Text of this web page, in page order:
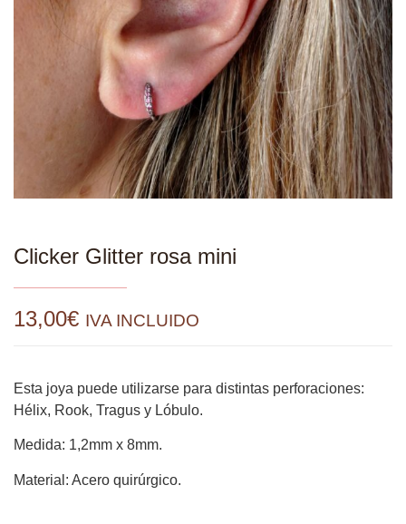
Clicker Glitter rosa mini
13,00€ IVA INCLUIDO
Esta joya puede utilizarse para distintas perforaciones:
Hélix, Rook, Tragus y Lóbulo.
Medida: 1,2mm x 8mm.
Material: Acero quirúrgico.